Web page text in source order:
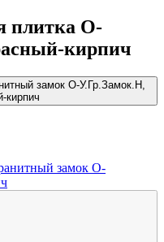
плитка О-
кирпич